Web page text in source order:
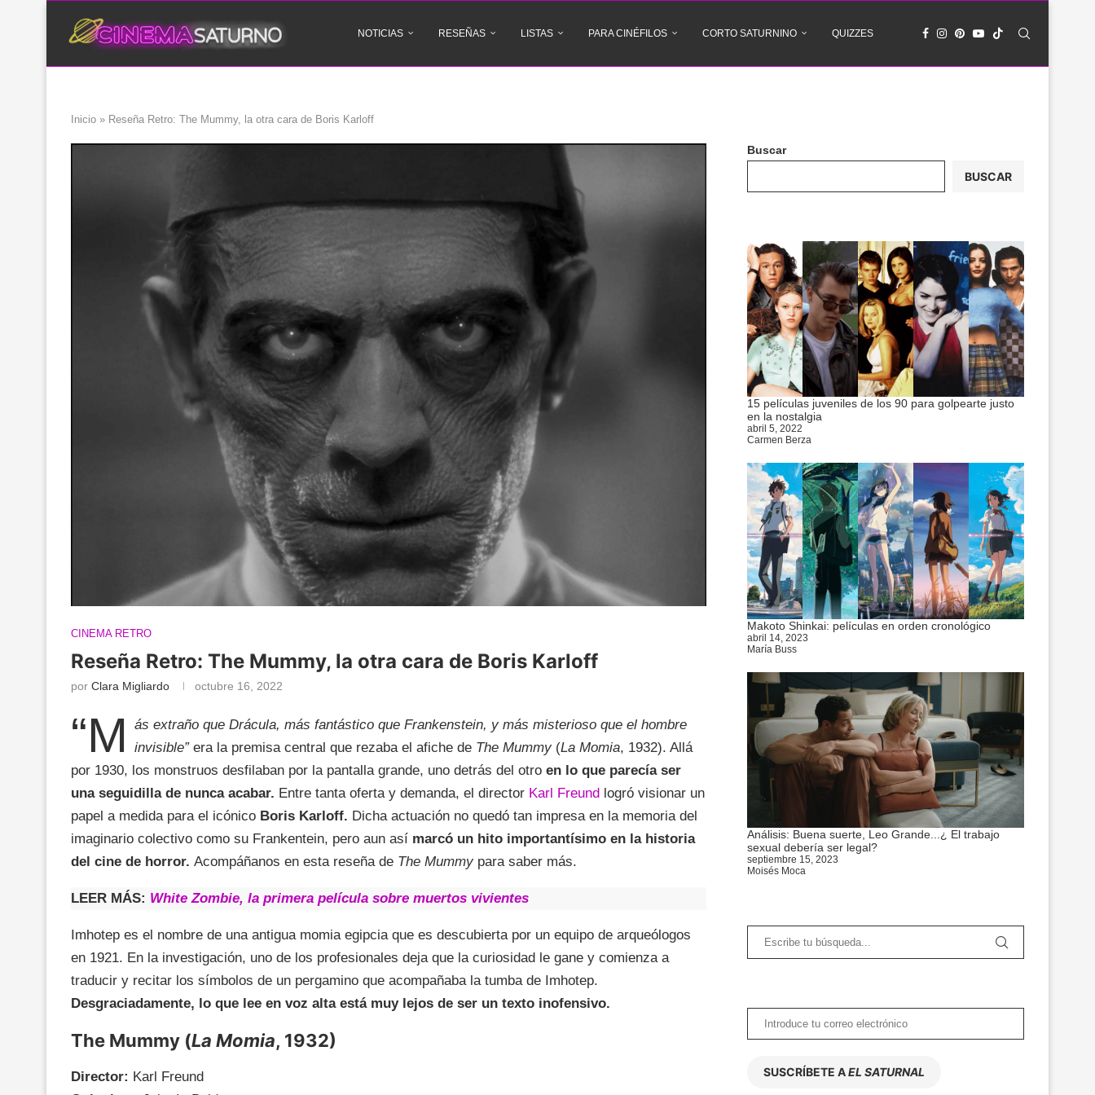
NOTICIAS RESEÑAS LISTAS PARA CINÉFILOS CORTO SATURNINO QUIZZES
Inicio » Reseña Retro: The Mummy, la otra cara de Boris Karloff
CINEMA RETRO
Reseña Retro: The Mummy, la otra cara de Boris Karloff
por Clara Migliardo octubre 16, 2022
“M
ás extraño que Drácula, más fantástico que Frankenstein, y más misterioso que el hombre
invisible”era la premisa central que rezaba el afiche de The Mummy (La Momia, 1932). Allá
por 1930, los monstruos desfilaban por la pantalla grande, uno detrás del otro en lo que parecía ser
una seguidilla de nunca acabar. Entre tanta oferta y demanda, el director Karl Freund logró visionar un
papel a medida para el icónico Boris Karloff. Dicha actuación no quedó tan impresa en la memoria del
imaginario colectivo como su Frankentein, pero aun así marcó un hito importantísimo en la historia
del cine de horror. Acompáñanos en esta reseña de The Mummy para saber más.
LEER MÁS: White Zombie, la primera película sobre muertos vivientes
Imhotep es el nombre de una antigua momia egipcia que es descubierta por un equipo de arqueólogos
en 1921. En la investigación, uno de los profesionales deja que la curiosidad le gane y comienza a
traducir y recitar los símbolos de un pergamino que acompañaba la tumba de Imhotep.
Desgraciadamente, lo que lee en voz alta está muy lejos de ser un texto inofensivo.
The Mummy (La Momia, 1932)
Director: Karl Freund
Buscar
BUSCAR
15 películas juveniles de los 90 para golpearte justo
en la nostalgia
abril 5, 2022
Carmen Berza
Makoto Shinkai: películas en orden cronológico
abril 14, 2023
María Buss
Análisis: Buena suerte, Leo Grande...¿ El trabajo
sexual debería ser legal?
septiembre 15, 2023
Moisés Moca
SUSCRÍBETE AEL SATURNAL